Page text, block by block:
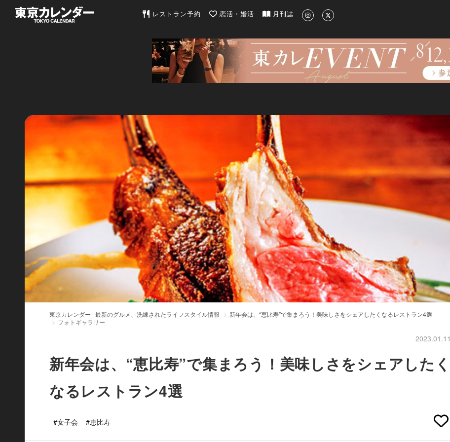
東京カレンダー | 最新のグルメ、洗練されたライフスタイル情報
レストラン予約 恋活・婚活 月刊誌
東京カレンダー | 最新のグルメ、洗練されたライフスタイル情報
新年会は、“恵比寿”で集まろう！美味しさをシェアしたくなるレストラン4選
フォトギャラリー
2023.01.11
新年会は、“恵比寿”で集まろう！美味しさをシェアしたく
なるレストラン4選
#女子会 #恵比寿